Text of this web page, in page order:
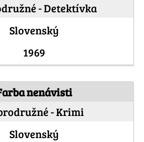
- Detektívka
Slovenský
1969
nenávisti
- Krimi
Slovenský